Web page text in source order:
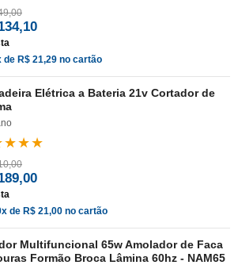
de R$ 21,29 no cartão
Elétrica a Bateria 21v Cortador de
de R$ 21,00 no cartão
Multifuncional 65w Amolador de Faca
Formão Broca Lâmina 60hz - NAM65